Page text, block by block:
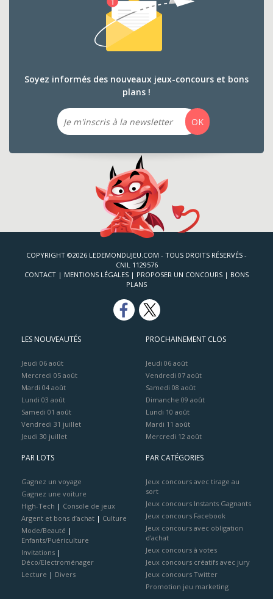
Soyez informés des nouveaux jeux-concours et bons
plans !
Email
OK
COPYRIGHT ©2026 LEDEMONDUJEU.COM - TOUS DROITS RÉSERVÉS -
CNIL 1129576
CONTACT | MENTIONS LÉGALES | PROPOSER UN CONCOURS | BONS
PLANS
LES NOUVEAUTÉS
Jeudi 06 août
Mercredi 05 août
Mardi 04 août
Lundi 03 août
Samedi 01 août
Vendredi 31 juillet
Jeudi 30 juillet
PROCHAINEMENT CLOS
Jeudi 06 août
Vendredi 07 août
Samedi 08 août
Dimanche 09 août
Lundi 10 août
Mardi 11 août
Mercredi 12 août
PAR LOTS
Gagnez un voyage
Gagnez une voiture
High-Tech | Console de jeux
Argent et bons d’achat | Culture
Mode/Beauté |
Enfants/Puériculture
Invitations |
Déco/Electroménager
Lecture | Divers
PAR CATÉGORIES
Jeux concours avec tirage au
sort
Jeux concours Instants Gagnants
Jeux concours Facebook
Jeux concours avec obligation
d'achat
Jeux concours à votes
Jeux concours créatifs avec jury
Jeux concours Twitter
Promotion jeu marketing